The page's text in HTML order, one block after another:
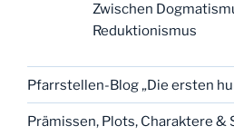
Zwischen
Reduktionismus
Pfarrstellen-Blog „Die ersten
Prämissen, Plots, Charaktere &